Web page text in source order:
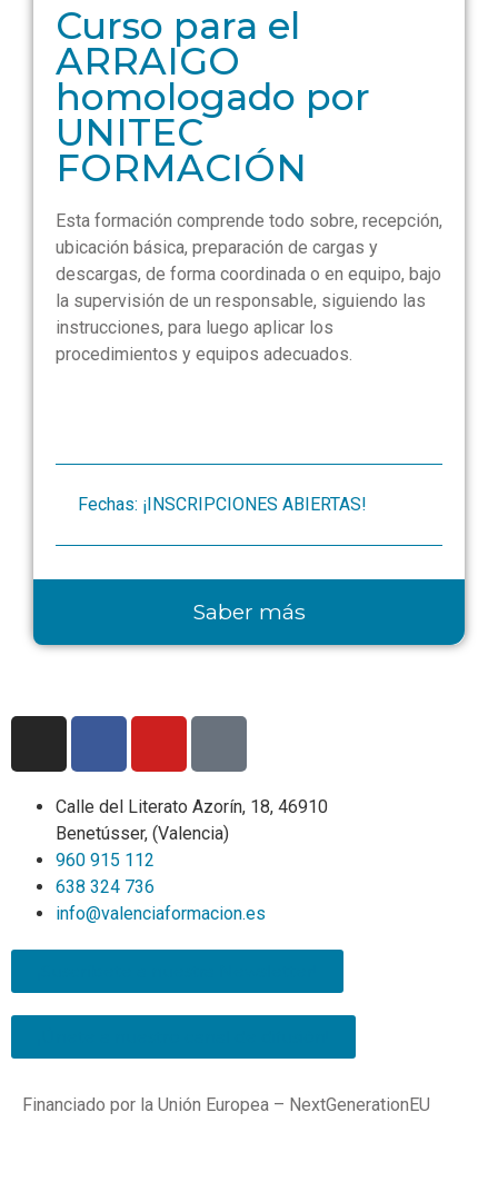
Curso para el
ARRAIGO
homologado por
UNITEC
FORMACIÓN
Esta formación comprende todo sobre, recepción,
ubicación básica, preparación de cargas y
descargas, de forma coordinada o en equipo, bajo
la supervisión de un responsable, siguiendo las
instrucciones, para luego aplicar los
procedimientos y equipos adecuados.
Fechas: ¡INSCRIPCIONES ABIERTAS!
Saber más
Calle del Literato Azorín, 18, 46910
Benetússer, (Valencia)
960 915 112
638 324 736
info@valenciaformacion.es
Financiado por la Unión Europea – NextGenerationEU